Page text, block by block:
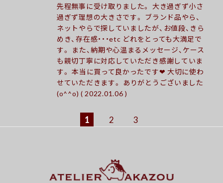
先程無事に受け取りました。 大き過ぎず小さ
過ぎず理想の大きさです。 ブランド品やら、
ネットやらで探していましたが、お値段、きら
めき、存在感・・・etc どれをとっても大満足で
す。 また、納期や心温まるメッセージ、ケース
も親切丁寧に対応していただき感謝していま
す。 本当に買って良かったです❤︎ 大切に使わ
せていただきます。 ありがとうございました
(o^^o) ( 2022.01.06 )
1 2 3